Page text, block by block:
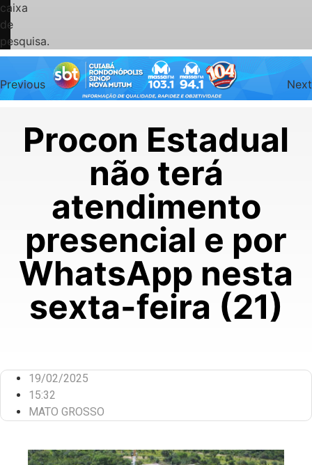
caixa
de
pesquisa.
Previous Next
Procon Estadual
não terá
atendimento
presencial e por
WhatsApp nesta
sexta-feira (21)
19/02/2025
15:32
MATO GROSSO